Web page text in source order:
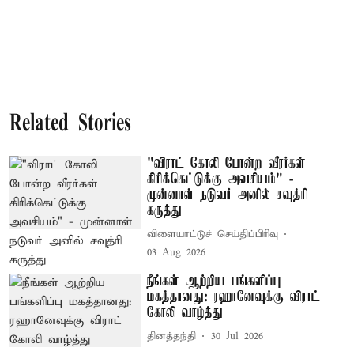
Related Stories
"விராட் கோலி போன்ற வீரர்கள்
கிரிக்கெட்டுக்கு அவசியம்" -
முன்னாள் நடுவர் அனில் சவுத்ரி
கருத்து
விளையாட்டுச் செய்திப்பிரிவு
03 Aug 2026
நீங்கள் ஆற்றிய பங்களிப்பு
மகத்தானது: ரஹானேவுக்கு விராட்
கோலி வாழ்த்து
தினத்தந்தி 30 Jul 2026